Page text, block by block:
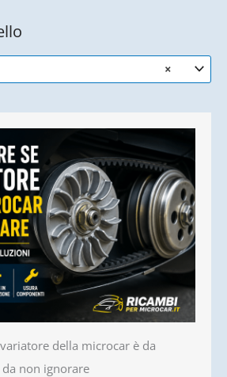
×
della microcar è da
non ignorare